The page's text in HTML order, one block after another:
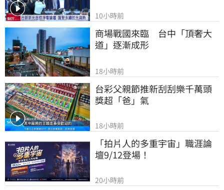
10小時前
商場戰國來臨　台中「頂奢大
道」逐漸成形
18小時前
台彩父親節推新刮刮樂千萬頭
獎超「爸」氣
18小時前
「拍片人的多重宇宙」職涯論
壇9/12登場！
20小時前